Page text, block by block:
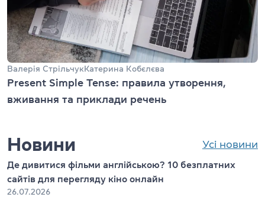
Валерія Стрільчук Катерина Кобєлєва
Present Simple Tense: правила утворення,
вживання та приклади речень
Новини Усі новини
Де дивитися фільми англійською? 10 безплатних
сайтів для перегляду кіно онлайн
26.07.2026